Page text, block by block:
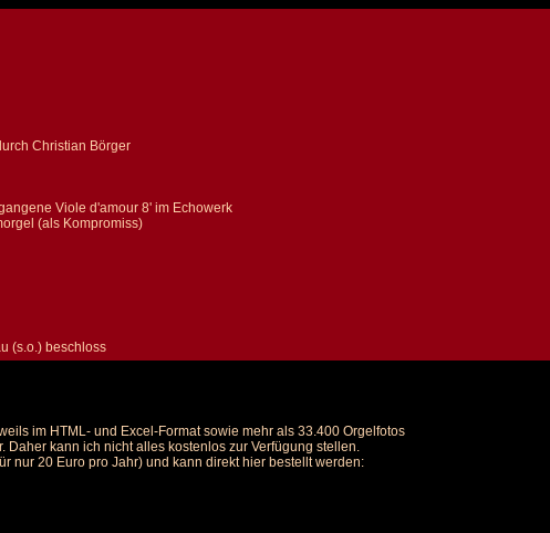
Christian Börger
Viole d'amour 8' im Echowerk
(als Kompromiss)
(s.o.) beschloss
im HTML- und Excel-Format sowie mehr als 33.400 Orgelfotos
kann ich nicht alles kostenlos zur Verfügung stellen.
nur 20 Euro pro Jahr) und kann direkt hier bestellt werden: